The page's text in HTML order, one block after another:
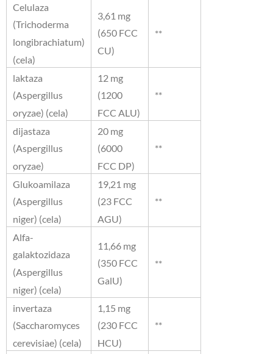
Celulaza
(Trichoderma
longibrachiatum)
(cela)
3,61 mg
(650 FCC
CU)
**
laktaza
(Aspergillus
oryzae) (cela)
12 mg
(1200
FCC ALU)
**
dijastaza
(Aspergillus
oryzae)
20 mg
(6000
FCC DP)
**
Glukoamilaza
(Aspergillus
niger) (cela)
19,21 mg
(23 FCC
AGU)
**
Alfa-
galaktozidaza
(Aspergillus
niger) (cela)
11,66 mg
(350 FCC
GalU)
**
invertaza
(Saccharomyces
cerevisiae) (cela)
1,15 mg
(230 FCC
HCU)
**